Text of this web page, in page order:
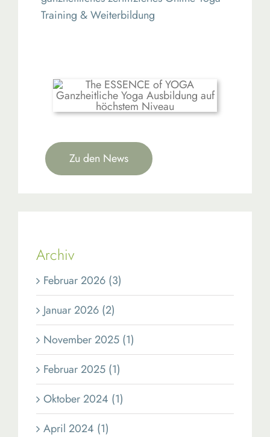
Training & Weiterbildung
Zu den News
Archiv
Februar 2026 (3)
Januar 2026 (2)
November 2025 (1)
Februar 2025 (1)
Oktober 2024 (1)
April 2024 (1)